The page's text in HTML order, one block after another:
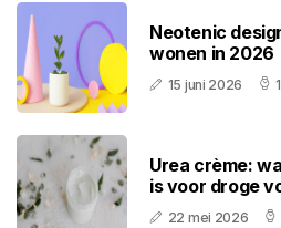
Neotenic
wonen in 2026
15 juni 2026
Urea crème:
is voor droge
22 mei 2026